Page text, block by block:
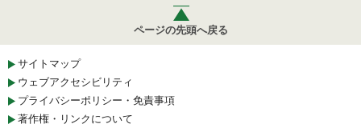
ページの先頭へ戻る
サイトマップ
ウェブアクセシビリティ
プライバシーポリシー・免責事項
著作権・リンクについて